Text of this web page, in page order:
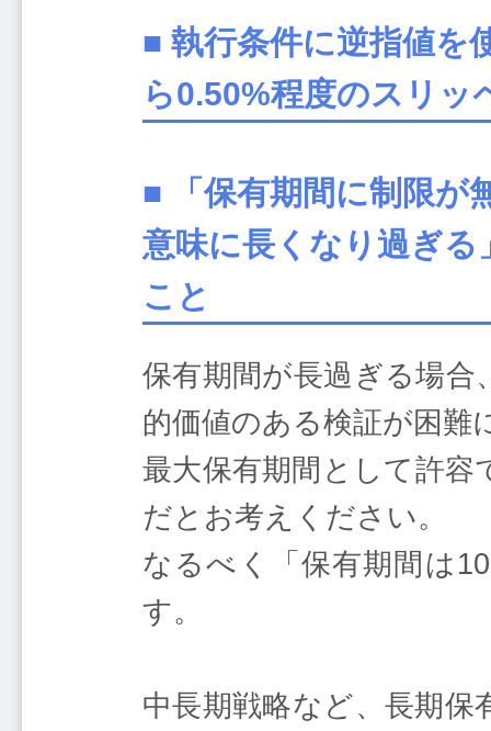
■ 執行条件に逆指値を
ら0.50%程度のスリッ
■ 「保有期間に制限が
意味に長くなり過ぎ
こと
保有期間が長過ぎる場合
的価値のある検証が困難
最大保有期間として許容
だとお考えください。
なるべく「保有期間は
す。
中長期戦略など、長期保